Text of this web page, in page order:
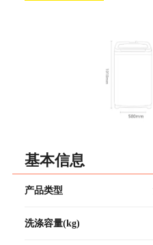
基本信息
产品类型
洗涤容量(kg)